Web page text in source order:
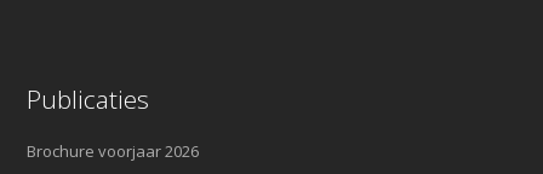
Publicaties
Brochure voorjaar 2026